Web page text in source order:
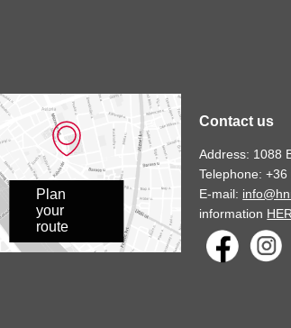
Plan
your
route
Contact us
Address: 1088
Telephone:
E-mail:
information